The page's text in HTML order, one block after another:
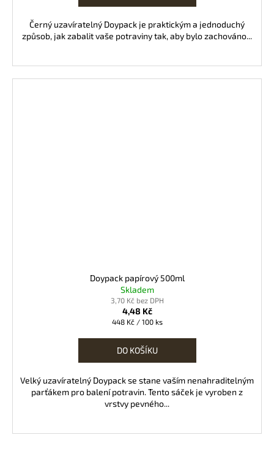
Černý uzavíratelný Doypack je praktickým a jednoduchý
způsob, jak zabalit vaše potraviny tak, aby bylo zachováno...
Doypack papírový 500ml
Skladem
3,70 Kč bez DPH
4,48 Kč
Měrná
448 Kč / 100 ks
DO KOŠÍKU
Velký uzavíratelný Doypack se stane vaším nenahraditelným
parťákem pro balení potravin. Tento sáček je vyroben z
vrstvy pevného...